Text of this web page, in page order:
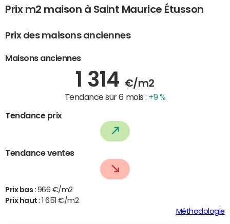
Prix m2 maison à Saint Maurice Étusson
Prix des maisons anciennes
Maisons anciennes
1 314 €/m2
Tendance sur 6 mois : +9 %
Tendance prix
Tendance ventes
Prix bas : 966 €/m2
Prix haut :
1 651 €/m2
Méthodologie